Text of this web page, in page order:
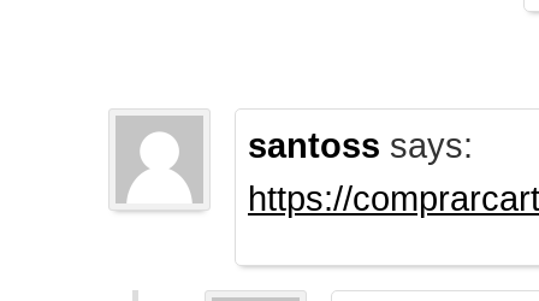
santoss says:
https://